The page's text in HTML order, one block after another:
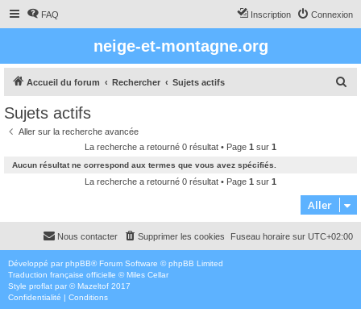
FAQ Connexion
Inscription
neige-et-montagne.org
Accueil du forum Rechercher Sujets actifs
c
h
e
Sujets actifs
Aller sur la recherche avancée
La recherche a retourné 0 résultat • Page 1 sur 1
Aucun résultat ne correspond aux termes que vous avez spécifiés.
La recherche a retourné 0 résultat • Page 1 sur 1
Aller
Fuseau horaire sur UTC+02:00
Supprimer les cookies
Nous contacter
Développé par phpBB® Forum Software © phpBB Limited
Traduction française officielle ©Miles Cellar
Style proflat par ©Mazeltof 2017
Confidentialité | Conditions